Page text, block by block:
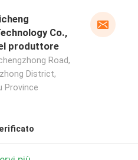
Co.,
produttore
Road,
District,
Province